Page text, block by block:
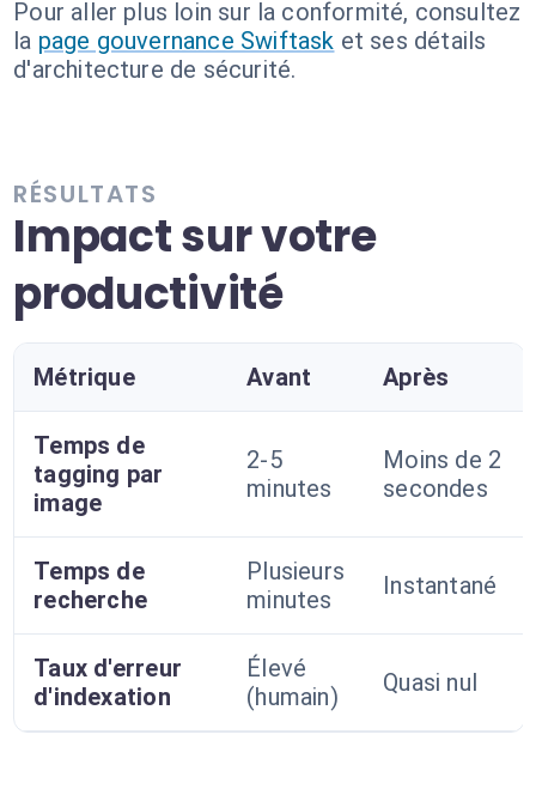
Pour aller plus loin sur la conformité, consultez
la page gouvernance Swiftask et ses détails
d'architecture de sécurité.
RÉSULTATS
Impact sur votre
productivité
Métrique Avant Après
Temps de
tagging par
image
2-5
minutes
Moins de 2
secondes
Temps de
recherche
Plusieurs
minutes
Instantané
Taux d'erreur
d'indexation
Élevé
(humain)
Quasi nul